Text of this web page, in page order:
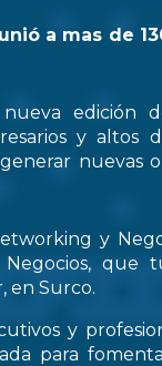
a mas de
edición
y altos
nuevas
y
que
en Surco.
y
para